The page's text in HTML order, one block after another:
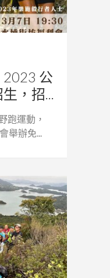
2023 公
，招...
跑運動，
舉辦免...